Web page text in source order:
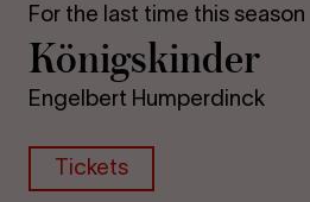
For the last time this season
Königskinder
Engelbert Humperdinck
Tickets